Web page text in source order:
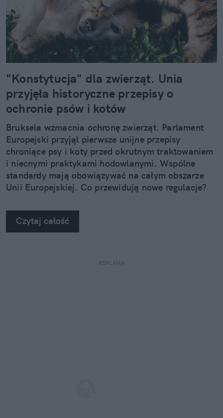
"Konstytucja" dla zwierząt. Unia
przyjęła historyczne przepisy o
ochronie psów i kotów
Bruksela wzmacnia ochronę zwierząt. Parlament
Europejski przyjął pierwsze unijne przepisy
chroniące psy i koty przed okrutnym traktowaniem
i niecnymi praktykami hodowlanymi. Wspólne
standardy mają obowiązywać na całym obszarze
Unii Europejskiej. Co przewidują nowe regulacje?
Czytaj całość
REKLAMA